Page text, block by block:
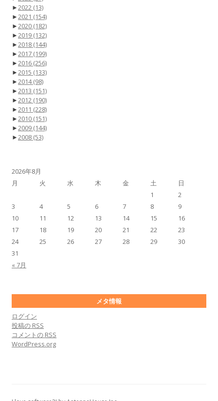
►2022 (13)
►2021 (154)
►2020 (182)
►2019 (132)
►2018 (144)
►2017 (199)
►2016 (256)
►2015 (133)
►2014(98)
►2013 (151)
►2012 (190)
►2011 (228)
►2010 (151)
►2009 (144)
►2008 (53)
2026年8月
月
火 水 木 金 土 日
« 7月
1
2
3
4 5 6 7 8
9
10
11 12 13 14 15
16
17
18 19 20 21 22
23
24
25 26 27 28 29
30
31
メタ情報
ログイン
投稿の RSS
コメントの RSS
WordPress.org